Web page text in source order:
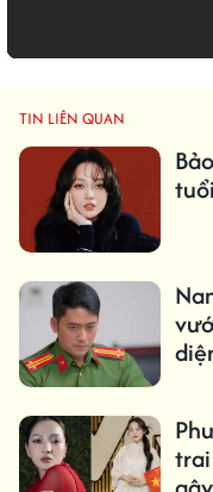
TIN LIÊN QUAN